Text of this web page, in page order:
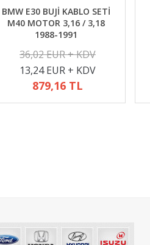
BMW E30 BUJİ KABLO SETİ
M40 MOTOR 3,16 / 3,18
1988-1991
36,02 EUR + KDV
13,24 EUR + KDV
879,16 TL